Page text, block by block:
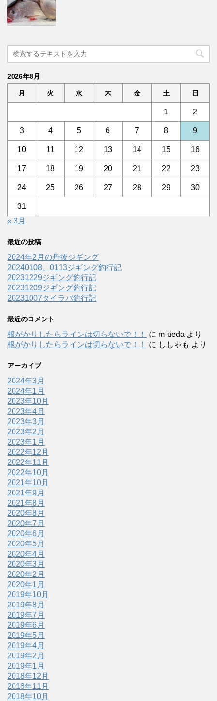
2026年8月
月 火 水 木 金 土 日
1 2
3 4 5 6 7 8 9
10 11 12 13 14 15 16
17 18 19 20 21 22 23
24 25 26 27 28 29 30
31
« 3月
最近の投稿
2024年2月の丹後ジギング
20240108、0113ジギング釣行記
20231229ジギング釣行記
20231209ジギング釣行記
20231007タイラバ釣行記
最近のコメント
根がかりしたらラインは切らないで！！ に m-ueda より
根がかりしたらラインは切らないで！！
に ししゃも より
アーカイブ
2024年3月
2024年1月
2023年10月
2023年4月
2023年3月
2023年2月
2023年1月
2022年12月
2022年11月
2022年10月
2021年10月
2021年9月
2021年8月
2020年8月
2020年7月
2020年6月
2020年5月
2020年4月
2020年3月
2020年2月
2020年1月
2019年10月
2019年8月
2019年7月
2019年6月
2019年5月
2019年4月
2019年2月
2019年1月
2018年12月
2018年11月
2018年10月